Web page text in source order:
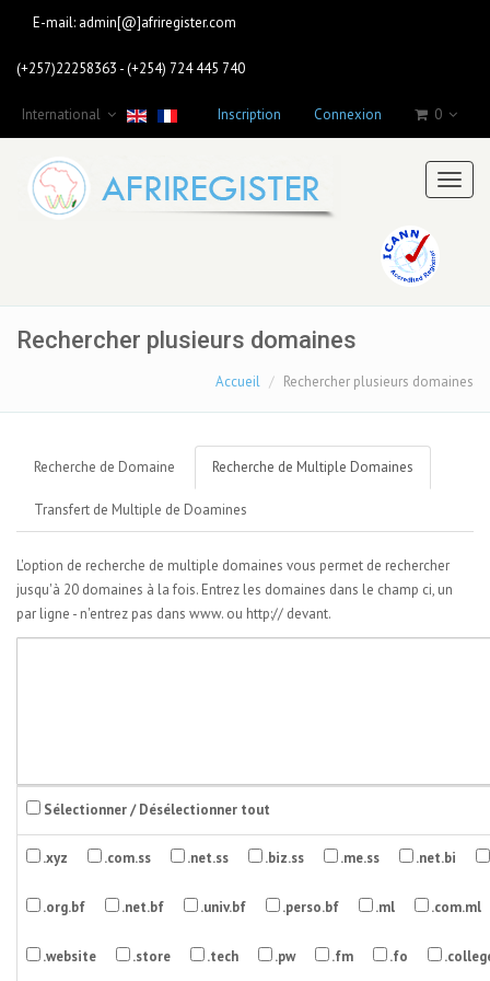
E-mail: admin[@]afriregister.com
(+257)22258363 - (+254) 724 445 740
International Inscription Connexion 0
Rechercher plusieurs domaines
Accueil Rechercher plusieurs domaines
Recherche de Domaine Recherche de Multiple Domaines
Transfert de Multiple de Doamines
L'option de recherche de multiple domaines vous permet de rechercher
jusqu'à 20 domaines à la fois. Entrez les domaines dans le champ ci, un
par ligne - n'entrez pas dans www. ou http:// devant.
Sélectionner / Désélectionner tout
.xyz .com.ss .net.ss .biz.ss .me.ss .net.bi
.org.bf .net.bf .univ.bf .perso.bf .ml .com.ml
.website .store .tech .pw .fm .fo